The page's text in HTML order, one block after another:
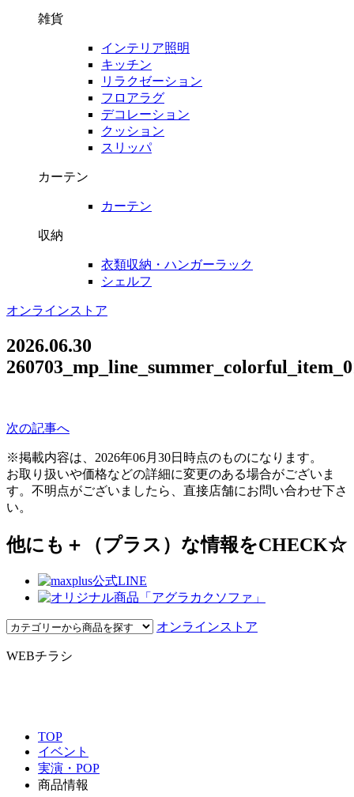
雑貨
インテリア照明
キッチン
リラクゼーション
フロアラグ
デコレーション
クッション
スリッパ
カーテン
カーテン
収納
衣類収納・ハンガーラック
シェルフ
オンラインストア
2026.06.30
次の記事へ
※掲載内容は、2026年06月30日時点のものになります。
お取り扱いや価格などの詳細に変更のある場合がございま
す。不明点がございましたら、直接店舗にお問い合わせ下さ
い。
他にも＋（プラス）な情報をCHECK☆
オンラインストア
WEBチラシ
TOP
イベント
実演・POP
商品情報